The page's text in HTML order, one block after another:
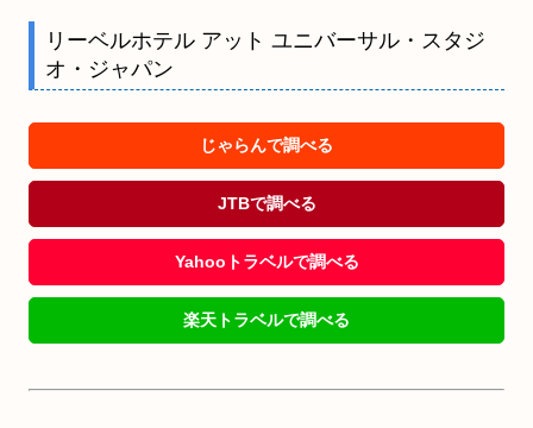
リーベルホテル アット ユニバーサル・スタジ
オ・ジャパン
じゃらんで調べる
JTBで調べる
Yahooトラベルで調べる
楽天トラベルで調べる